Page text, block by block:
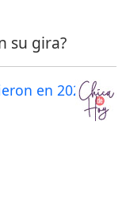
su gira?